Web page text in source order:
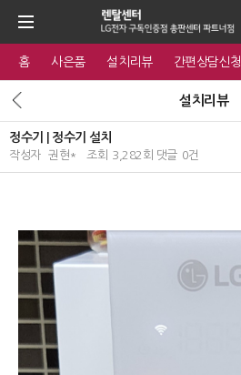
홈 사은품 설치리뷰 간편상담신청
설치리뷰
정수기 | 정수기 설치
작성자 권현* 조회 3,282회 댓글 0건
본문